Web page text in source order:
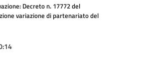
Decreto n. 17772 del
variazione di partenariato del